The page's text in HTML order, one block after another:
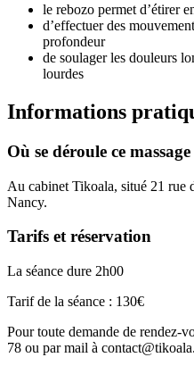
le rebozo permet d’étirer
d’effectuer des
profondeur
de soulager les douleurs
lourdes
Informations
Où se déroule ce
Au cabinet Tikoala, situé 21 rue
Nancy.
Tarifs et réservation
La séance dure 2h00
Tarif de la séance : 130€
Pour toute demande de rendez-
78 ou par mail à